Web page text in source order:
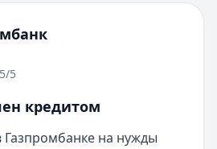
5/5
кредитом
Газпромбанке на нужды